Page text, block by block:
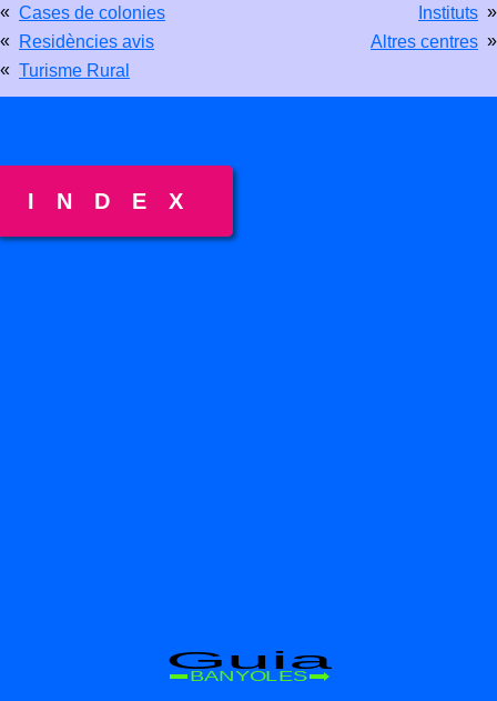
Instituts »
Altres centres »
« Cases de colonies
« Residències avis
« Turisme Rural
Guia
BANYOLES
INDEX